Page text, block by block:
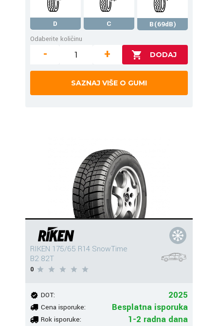
D C
B(69dB)
Odaberite količinu
- +
SAZNAJ VIŠE O GUMI
RIKEN 175/65 R14 SnowTime
B2 82T
0
DOT: 2025
Cena isporuke: Besplatna isporuka
Rok isporuke: 1-2 radna dana